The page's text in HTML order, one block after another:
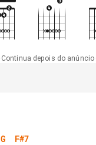
Continua depois do anúncio
G F#7